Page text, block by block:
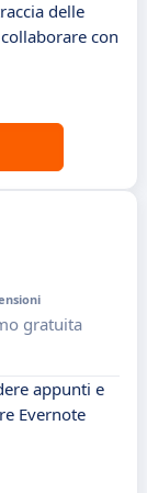
delle
con
gratuita
appunti e
Evernote